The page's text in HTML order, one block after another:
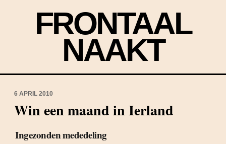
FRONTAAL
NAAKT
6 APRIL 2010
Win een maand in Ierland
Ingezonden mededeling